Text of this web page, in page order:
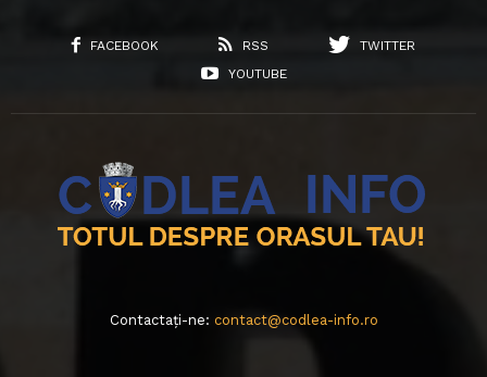
FACEBOOK RSS
TWITTER
YOUTUBE
Contactați-ne: contact@codlea-info.ro